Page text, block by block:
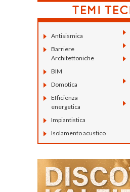
Antisismica
Barriere
Architettoniche
BIM
Domotica
Efficienza
energetica
Impiantistica
Isolamento acustico